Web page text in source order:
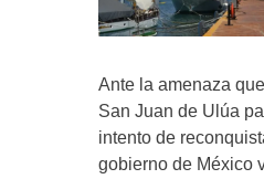
Ante la amenaza
San Juan de Ulúa
intento de
gobierno de México